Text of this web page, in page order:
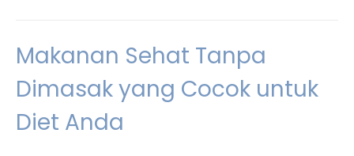
Makanan Sehat Tanpa
Dimasak yang Cocok untuk
Diet Anda